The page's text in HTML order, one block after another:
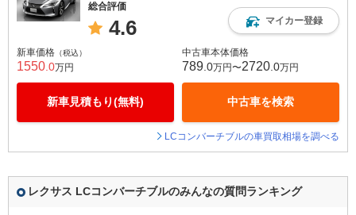
総合評価
4.6 マイカー登録
新車価格 （税込）
1550 .0万円
新車見積もり(無料)
中古車本体価格
789 .0万円〜2720 .0万円
中古車を検索
LCコンバーチブルの車買取相場を調べる
レクサス LCコンバーチブルのみんなの質問ランキング